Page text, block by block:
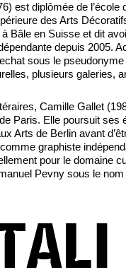
est diplômée de
des Arts
Bâle en Suisse et dit
depuis 2005.
sous le
plusieurs galeries,
Camille Gallet
Paris. Elle poursuit ses
Arts de Berlin avant
graphiste
pour le domaine
Pevny sous le nom